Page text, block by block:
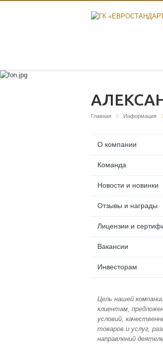
Главная Информация
О компании
Команда
Новости и новинки
Отзывы и награды
Лицензии и
Вакансии
Инвесторам
Цель нашей
клиентам,
условий,
товаров и услуг,
направлений